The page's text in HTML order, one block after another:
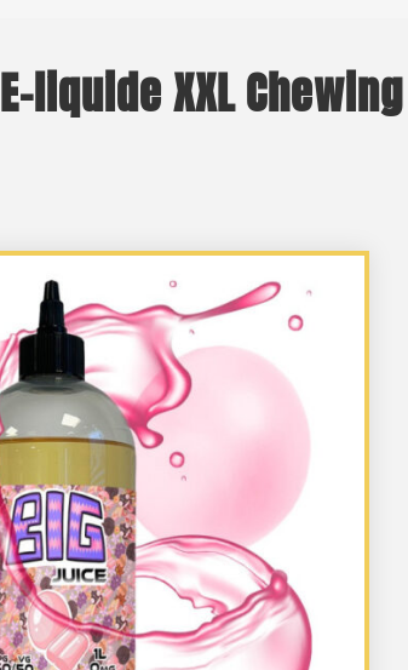
E-liquide XXL